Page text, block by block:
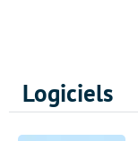
Logiciels